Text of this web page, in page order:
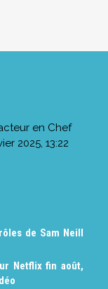
en Chef
2025, 13:22
de Sam Neill
Netflix fin août,